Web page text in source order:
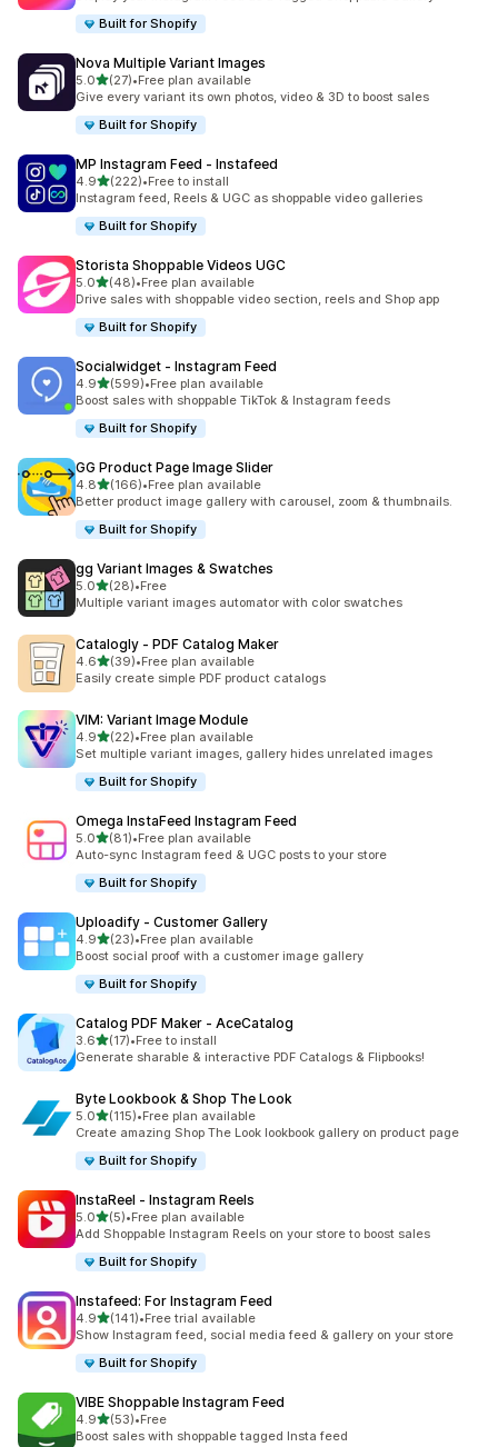
Built for Shopify
Nova Multiple Variant Images
5.0เต็ม 5 ดาว
(27)
ทั้งหมด 27 รีวิว
•Free plan available
Give every variant its own photos, video & 3D to boost sales
Built for Shopify
MP Instagram Feed ‑ Instafeed
4.9เต็ม 5 ดาว
(222)
ทั้งหมด 222 รีวิว
•Free to install
Instagram feed, Reels & UGC as shoppable video galleries
Built for Shopify
Storista Shoppable Videos UGC
5.0เต็ม 5 ดาว
(48)
ทั้งหมด 48 รีวิว
•Free plan available
Drive sales with shoppable video section, reels and Shop app
Built for Shopify
Socialwidget ‑ Instagram Feed
4.9เต็ม 5 ดาว
(599)
ทั้งหมด 599 รีวิว
•Free plan available
Boost sales with shoppable TikTok & Instagram feeds
Built for Shopify
GG Product Page Image Slider
4.8เต็ม 5 ดาว
(166)
ทั้งหมด 166 รีวิว
•Free plan available
Better product image gallery with carousel, zoom & thumbnails.
Built for Shopify
gg Variant Images & Swatches
5.0เต็ม 5 ดาว
(28)
ทั้งหมด 28 รีวิว
•Free
Multiple variant images automator with color swatches
Catalogly ‑ PDF Catalog Maker
4.6เต็ม 5 ดาว
(39)
ทั้งหมด 39 รีวิว
•Free plan available
Easily create simple PDF product catalogs
VIM: Variant Image Module
4.9เต็ม 5 ดาว
(22)
ทั้งหมด 22 รีวิว
•Free plan available
Set multiple variant images, gallery hides unrelated images
Built for Shopify
Omega InstaFeed Instagram Feed
5.0เต็ม 5 ดาว
(81)
ทั้งหมด 81 รีวิว
•Free plan available
Auto-sync Instagram feed & UGC posts to your store
Built for Shopify
Uploadify ‑ Customer Gallery
4.9เต็ม 5 ดาว
(23)
ทั้งหมด 23 รีวิว
•Free plan available
Boost social proof with a customer image gallery
Built for Shopify
Catalog PDF Maker ‑ AceCatalog
3.6เต็ม 5 ดาว
(17)
ทั้งหมด 17 รีวิว
•Free to install
Generate sharable & interactive PDF Catalogs & Flipbooks!
Byte Lookbook & Shop The Look
5.0เต็ม 5 ดาว
(115)
ทั้งหมด 115 รีวิว
•Free plan available
Create amazing Shop The Look lookbook gallery on product page
Built for Shopify
InstaReel ‑ Instagram Reels
5.0เต็ม 5 ดาว
(5)
ทั้งหมด 5 รีวิว
•Free plan available
Add Shoppable Instagram Reels on your store to boost sales
Built for Shopify
Instafeed: For Instagram Feed
4.9เต็ม 5 ดาว
(141)
ทั้งหมด 141 รีวิว
•Free trial available
Show Instagram feed, social media feed & gallery on your store
Built for Shopify
VIBE Shoppable Instagram Feed
4.9เต็ม 5 ดาว
(53)
ทั้งหมด 53 รีวิว
•Free
Boost sales with shoppable tagged Insta feed